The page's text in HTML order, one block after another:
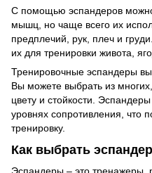
С помощью эспандеров
мышц, но чаще всего их
предплечий, рук, плеч и
их для тренировки живота,
Тренировочные эспандеры
Вы можете выбрать из
цвету и стойкости.
уровнях сопротивления, что
тренировку.
Как выбрать
Эспандеры – это